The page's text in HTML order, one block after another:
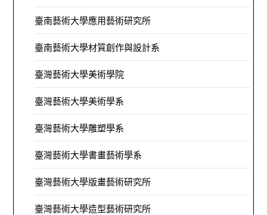
臺南藝術大學應用藝術研究所
臺南藝術大學材質創作與設計系
臺灣藝術大學美術學院
臺灣藝術大學美術學系
臺灣藝術大學雕塑學系
臺灣藝術大學書畫藝術學系
臺灣藝術大學版畫藝術研究所
臺灣藝術大學造型藝術研究所